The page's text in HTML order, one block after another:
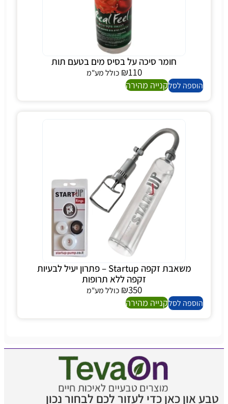
חומר סיכה על בסיס מים בטעם תות
₪110
כולל מע"מ
הוספה לסלקנייה מהירה
משאבת זקפה Startup – פתרון יעיל לבעיות
זקפה ללא תרופות
₪350
כולל מע"מ
הוספה לסלקנייה מהירה
טבע און כאן כדי לעזור לכם לבחור נכון